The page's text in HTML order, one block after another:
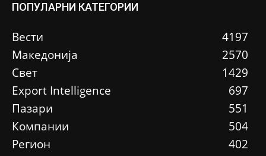
ПОПУЛАРНИ КАТЕГОРИИ
Вести
4197
Македонија
2570
Свет
1429
Еxport Intelligence
697
Пазари
551
Компании
504
Регион
402